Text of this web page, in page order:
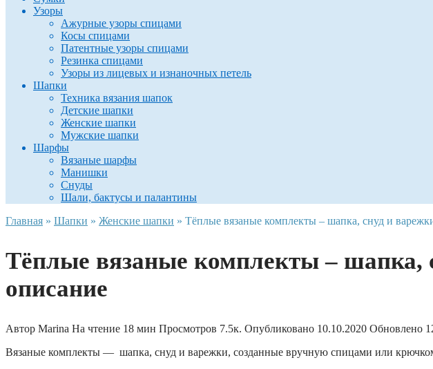
Узоры
Ажурные узоры спицами
Косы спицами
Патентные узоры спицами
Резинка спицами
Узоры из лицевых и изнаночных петель
Шапки
Техника вязания шапок
Детские шапки
Женские шапки
Мужские шапки
Шарфы
Вязаные шарфы
Манишки
Снуды
Шали, бактусы и палантины
Главная » Шапки » Женские шапки » Тёплые вязаные комплекты – шапка, снуд и
Тёплые вязаные комплекты – шапка,
описание
Автор Marina На чтение 18 мин Просмотров 7.5к. Опубликовано 10.10.2020 Обновлено
Вязаные комплекты — шапка, снуд и варежки, созданные вручную спицами или